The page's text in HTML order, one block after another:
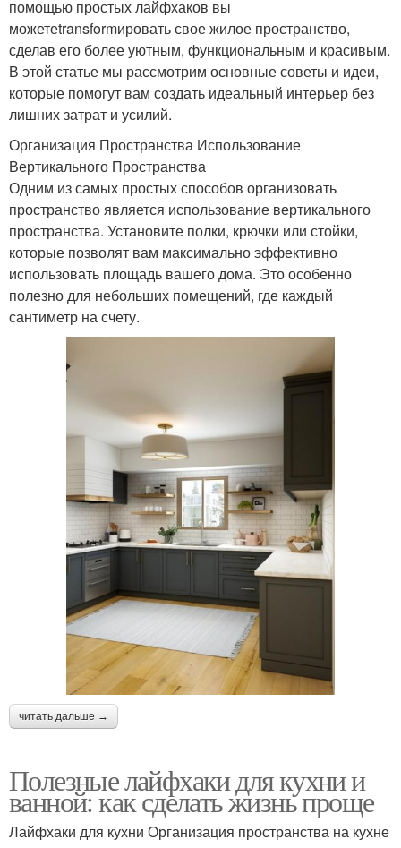
помощью простых лайфхаков вы
можетеtransformировать свое жилое пространство,
сделав его более уютным, функциональным и красивым.
В этой статье мы рассмотрим основные советы и идеи,
которые помогут вам создать идеальный интерьер без
лишних затрат и усилий.
Организация Пространства Использование
Вертикального Пространства
Одним из самых простых способов организовать
пространство является использование вертикального
пространства. Установите полки, крючки или стойки,
которые позволят вам максимально эффективно
использовать площадь вашего дома. Это особенно
полезно для небольших помещений, где каждый
сантиметр на счету.
читать дальше →
Полезные лайфхаки для кухни и
ванной: как сделать жизнь проще
Лайфхаки для кухни Организация пространства на кухне